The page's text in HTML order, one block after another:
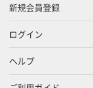
新規会員登録
ログイン
ヘルプ